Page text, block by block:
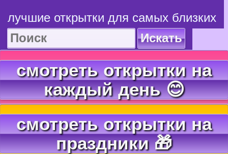
лучшие открытки для самых близких
Искать
смотреть открытки на
каждый день 😊
смотреть открытки на
праздники 🎁